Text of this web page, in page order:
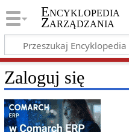
Encyklopedia
Zarządzania
Zaloguj się